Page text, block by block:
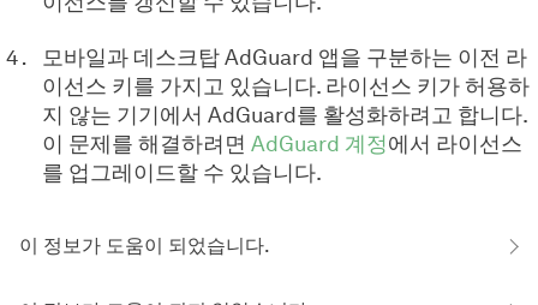
모바일과 데스크탑 AdGuard 앱을 구분하는 이전 라
이선스 키를 가지고 있습니다. 라이선스 키가 허용하
지 않는 기기에서 AdGuard를 활성화하려고 합니다.
이 문제를 해결하려면 AdGuard 계정에서 라이선스
를 업그레이드할 수 있습니다.
이 정보가 도움이 되었습니다.